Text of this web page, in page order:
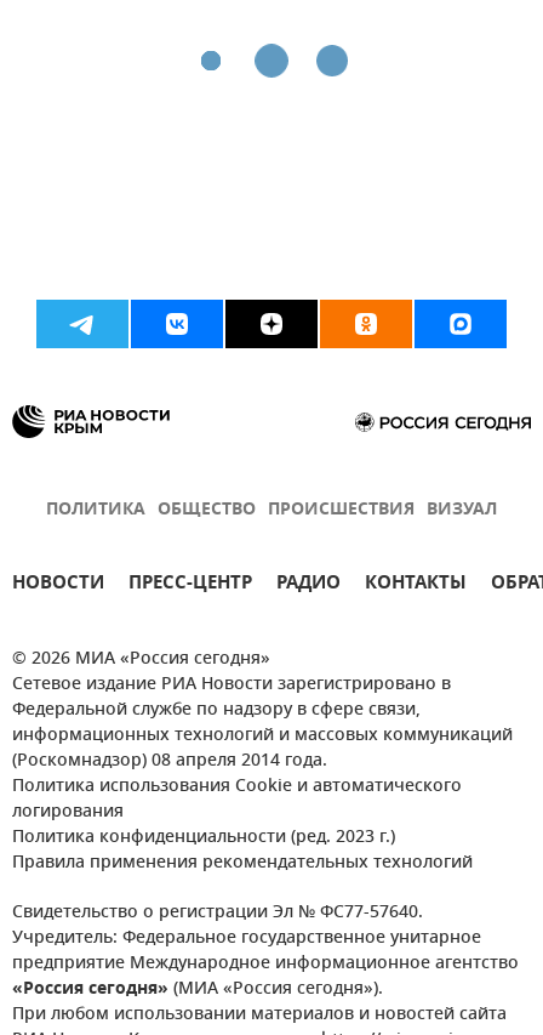
ПОЛИТИКА ОБЩЕСТВО ПРОИСШЕСТВИЯ ВИЗУАЛ
НОВОСТИ ПРЕСС-ЦЕНТР РАДИО КОНТАКТЫ
© 2026 МИА «Россия сегодня»
Сетевое издание РИА Новости зарегистрировано в
Федеральной службе по надзору в сфере связи,
информационных технологий и массовых коммуникаций
(Роскомнадзор) 08 апреля 2014 года.
Политика использования Cookie и автоматического
логирования
Политика конфиденциальности (ред. 2023 г.)
Правила применения рекомендательных технологий
Свидетельство о регистрации Эл № ФС77-57640.
Учредитель: Федеральное государственное унитарное
предприятие Международное информационное агентство
«Россия сегодня» (МИА «Россия сегодня»).
При любом использовании материалов и новостей сайта